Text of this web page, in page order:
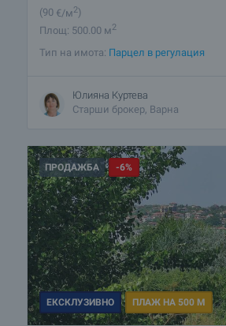
(90 €/м2)
Площ: 500.00 м2
Тип на имота: Парцел в регулация
Юлияна Куртева
Старши брокер, Варна
ПРОДАЖБА -6%
ЕКСКЛУЗИВНО ПЛАЖ НА 500 М